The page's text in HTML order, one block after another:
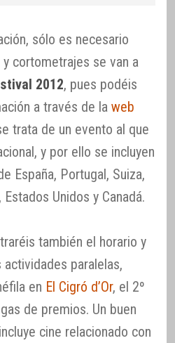
sólo es necesario
cortometrajes se van a
2012, pues podéis
a través de la web
trata de un evento al que
y por ello se incluyen
España, Portugal, Suiza,
Unidos y Canadá.
también el horario y
paralelas,
en El Cigró d’Or, el 2º
de premios. Un buen
cine relacionado con